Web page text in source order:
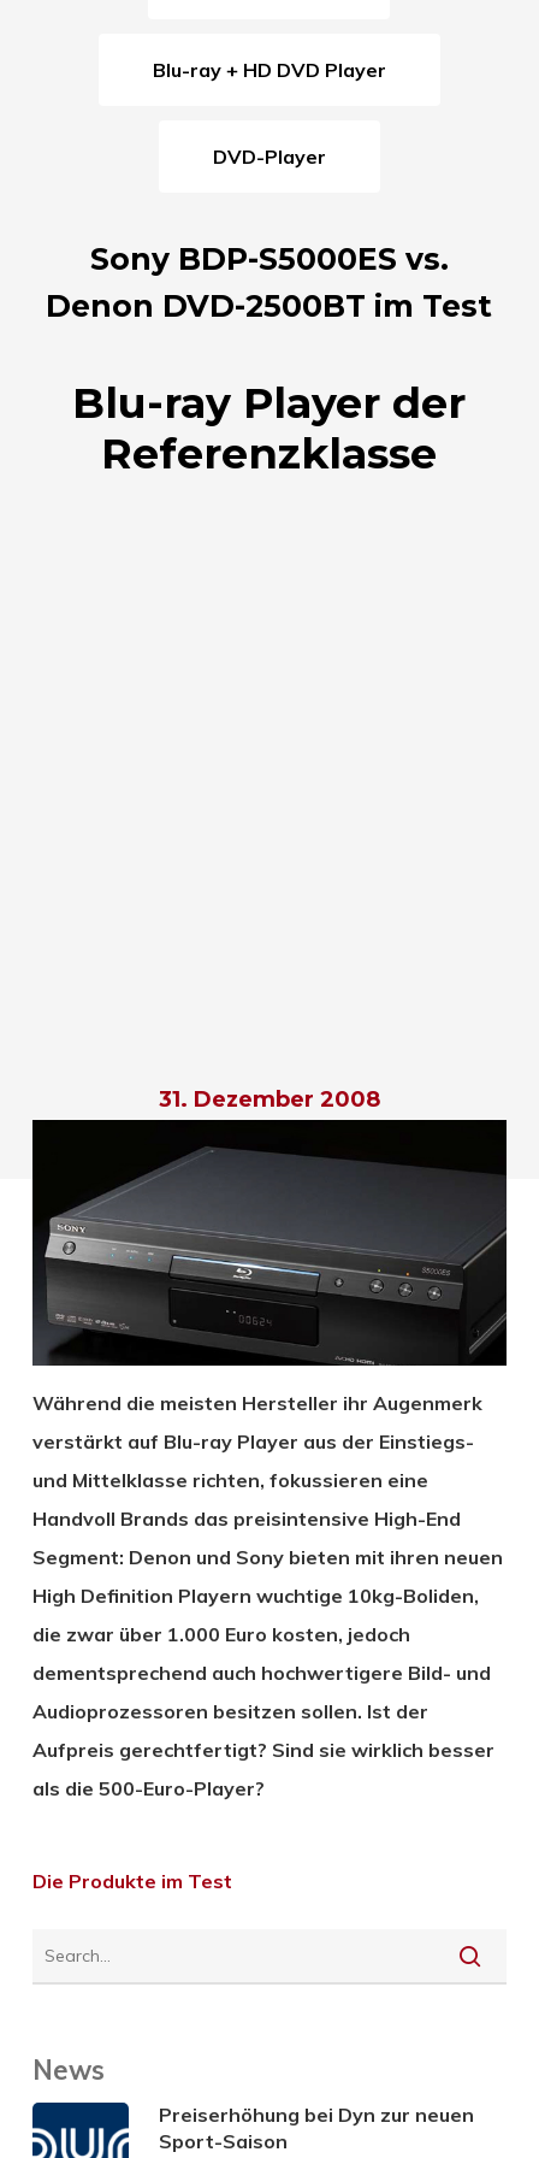
Blu-ray + HD DVD Player
DVD-Player
Sony BDP-S5000ES vs.
Denon DVD-2500BT im Test
Blu-ray Player der
Referenzklasse
31. Dezember 2008
Während die meisten Hersteller ihr Augenmerk
verstärkt auf Blu-ray Player aus der Einstiegs-
und Mittelklasse richten, fokussieren eine
Handvoll Brands das preisintensive High-End
Segment: Denon und Sony bieten mit ihren neuen
High Definition Playern wuchtige 10kg-Boliden,
die zwar über 1.000 Euro kosten, jedoch
dementsprechend auch hochwertigere Bild- und
Audioprozessoren besitzen sollen. Ist der
Aufpreis gerechtfertigt? Sind sie wirklich besser
als die 500-Euro-Player?
Die Produkte im Test
News
Preiserhöhung bei Dyn zur neuen
Sport-Saison